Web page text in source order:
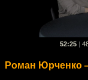
52:25
Роман Юрченко